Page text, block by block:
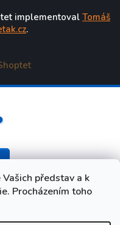
představ a k
Procházením toho
implementoval Tomáš
.